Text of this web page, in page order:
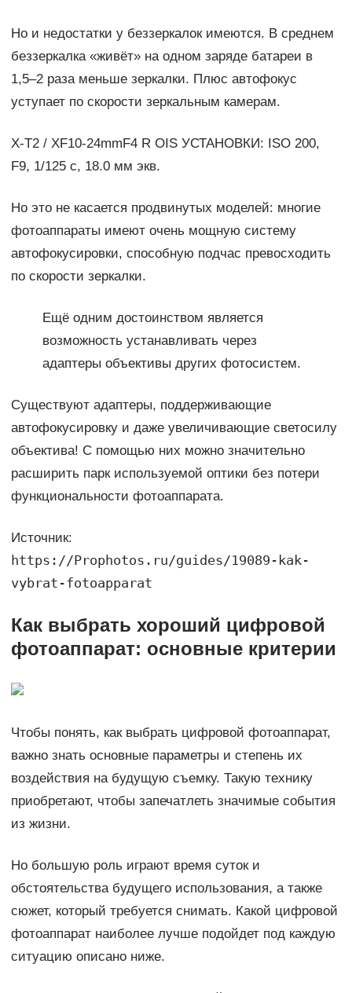
Но и недостатки у беззеркалок имеются. В среднем
беззеркалка «живёт» на одном заряде батареи в
1,5–2 раза меньше зеркалки. Плюс автофокус
уступает по скорости зеркальным камерам.
X-T2 / XF10-24mmF4 R OIS УСТАНОВКИ: ISO 200,
F9, 1/125 с, 18.0 мм экв.
Но это не касается продвинутых моделей: многие
фотоаппараты имеют очень мощную систему
автофокусировки, способную подчас превосходить
по скорости зеркалки.
Ещё одним достоинством является
возможность устанавливать через
адаптеры объективы других фотосистем.
Существуют адаптеры, поддерживающие
автофокусировку и даже увеличивающие светосилу
объектива! С помощью них можно значительно
расширить парк используемой оптики без потери
функциональности фотоаппарата.
Источник:
https://Prophotos.ru/guides/19089-kak-
vybrat-fotoapparat
Как выбрать хороший цифровой
фотоаппарат: основные критерии
Чтобы понять, как выбрать цифровой фотоаппарат,
важно знать основные параметры и степень их
воздействия на будущую съемку. Такую технику
приобретают, чтобы запечатлеть значимые события
из жизни.
Но большую роль играют время суток и
обстоятельства будущего использования, а также
сюжет, который требуется снимать. Какой цифровой
фотоаппарат наиболее лучше подойдет под каждую
ситуацию описано ниже.